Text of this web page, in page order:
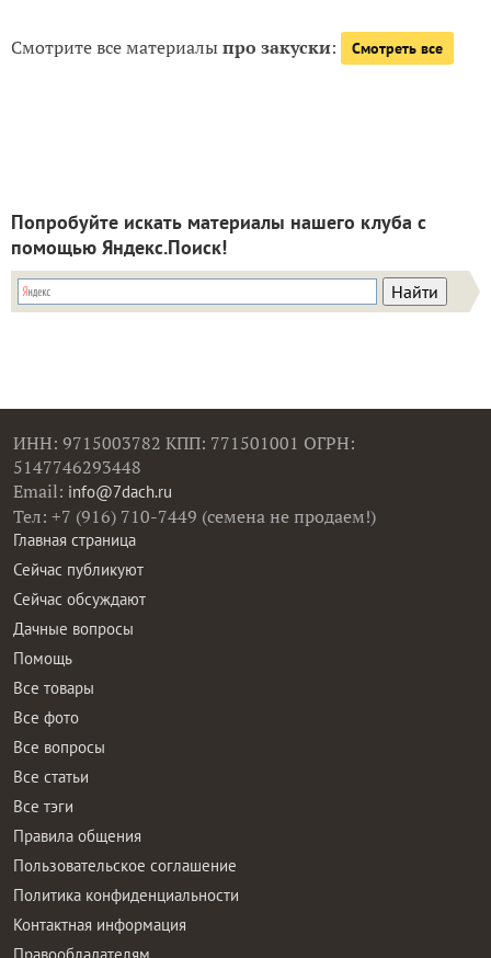
Смотрите все материалыпро закуски: Смотреть все
Попробуйте искать материалы нашего клуба с
помощью Яндекс.Поиск!
ИНН: 9715003782 КПП: 771501001 ОГРН:
5147746293448
Email: info@7dach.ru
Тел: +7 (916) 710-7449 (семена не продаем!)
Главная страница
Сейчас публикуют
Сейчас обсуждают
Дачные вопросы
Помощь
Все товары
Все фото
Все вопросы
Все статьи
Все тэги
Правила общения
Пользовательское соглашение
Политика конфиденциальности
Контактная информация